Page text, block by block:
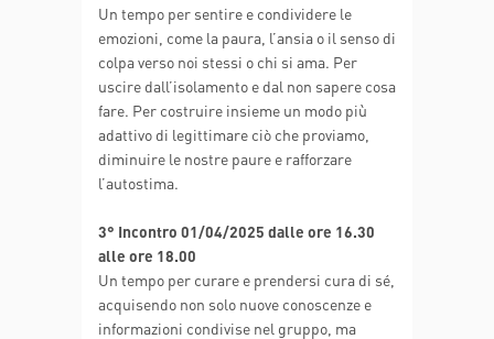
Un tempo per sentire e condividere le
emozioni, come la paura, l’ansia o il senso di
colpa verso noi stessi o chi si ama. Per
uscire dall’isolamento e dal non sapere cosa
fare. Per costruire insieme un modo più
adattivo di legittimare ciò che proviamo,
diminuire le nostre paure e rafforzare
l’autostima.
3° Incontro 01/04/2025 dalle ore 16.30
alle ore 18.00
Un tempo per curare e prendersi cura di sé,
acquisendo non solo nuove conoscenze e
informazioni condivise nel gruppo, ma